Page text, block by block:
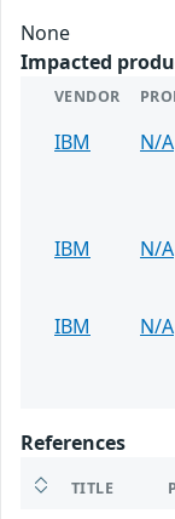
None
Impacted
VENDOR
IBM N/A
IBM
N/A
IBM
N/A
References
TITLE